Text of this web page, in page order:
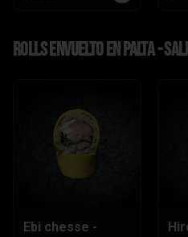
Rolls envuelto en palta -
Ebi chesse -